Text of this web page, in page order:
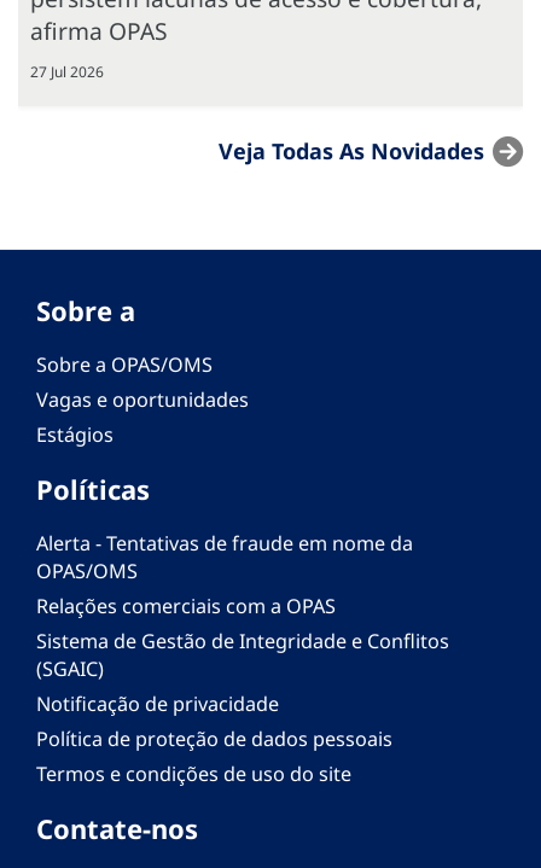
afirma OPAS
27 Jul 2026
Veja Todas As Novidades
Sobre a
Sobre a OPAS/OMS
Vagas e oportunidades
Estágios
Políticas
Alerta - Tentativas de fraude em nome da
OPAS/OMS
Relações comerciais com a OPAS
Sistema de Gestão de Integridade e Conflitos
(SGAIC)
Notificação de privacidade
Política de proteção de dados pessoais
Termos e condições de uso do site
Contate-nos